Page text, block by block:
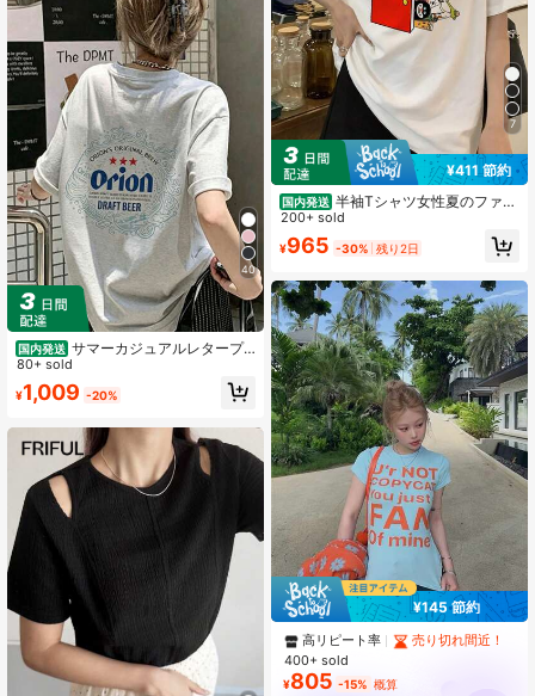
40
国内発送 サマーカジュアルレタープ
リントのオーバーサイズTシャツ、ク
ルーネック半袖、女性用のゆったり
としたストリートウェアトップス
80+ sold
¥1,009 -20%
7
¥411 節約
国内発送 半袖Tシャツ女性夏のファッ
ション versatileゆったりしたラウン
ドネックの上着
200+ sold
¥965 -30% 残り2日
¥145 節約
高リピート率
売り切れ間近！
400+ sold
¥805 -15% 概算